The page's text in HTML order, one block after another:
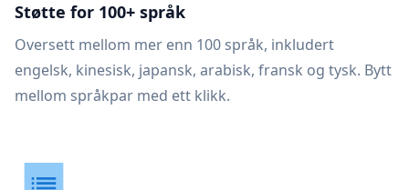
Støtte for 100+ språk
Oversett mellom mer enn 100 språk, inkludert
engelsk, kinesisk, japansk, arabisk, fransk og tysk. Bytt
mellom språkpar med ett klikk.